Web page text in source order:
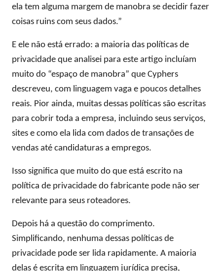
ela tem alguma margem de manobra se decidir fazer
coisas ruins com seus dados.”
E ele não está errado: a maioria das políticas de
privacidade que analisei para este artigo incluíam
muito do “espaço de manobra” que Cyphers
descreveu, com linguagem vaga e poucos detalhes
reais. Pior ainda, muitas dessas políticas são escritas
para cobrir toda a empresa, incluindo seus serviços,
sites e como ela lida com dados de transações de
vendas até candidaturas a empregos.
Isso significa que muito do que está escrito na
política de privacidade do fabricante pode não ser
relevante para seus roteadores.
Depois há a questão do comprimento.
Simplificando, nenhuma dessas políticas de
privacidade pode ser lida rapidamente. A maioria
delas é escrita em linguagem jurídica precisa,